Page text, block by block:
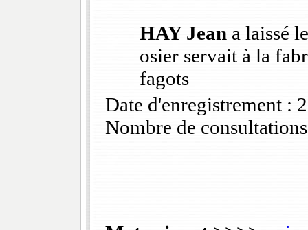
HAY Jean a laissé
osier servait à la
fagots
Date d'enregistrement :
Nombre de